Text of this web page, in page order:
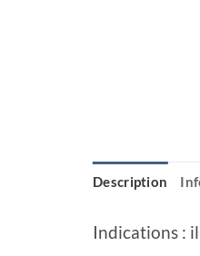
Description
Indications :